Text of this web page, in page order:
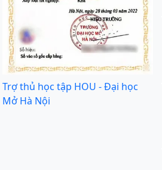
Trợ thủ học tập HOU - Đại học
Mở Hà Nội